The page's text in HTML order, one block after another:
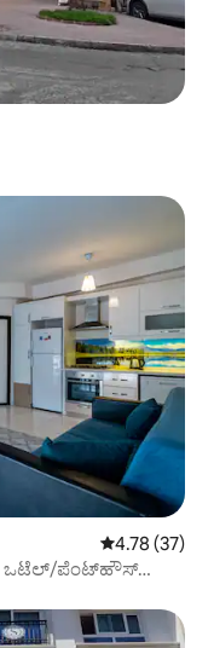
5 ರಲ್ಲಿ 4.78
4.78 (37)
ಒಟೆಲ್/ಪೆಂಟ್‌ಹೌಸ್